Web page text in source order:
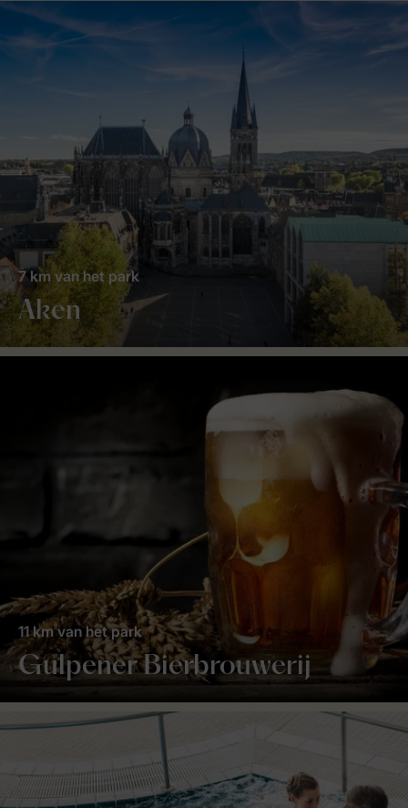
Aken
7 km van het park
Gulpener Bierbrouwerij
11 km van het park